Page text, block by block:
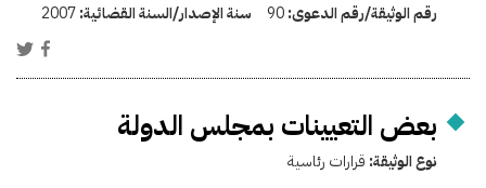
رقم الوثيقة/رقم الدعوى:90 سنة الإصدار/السنة القضائية:2007
بعض التعيينات بمجلس الدولة
نوع الوثيقة: قرارات رئاسية